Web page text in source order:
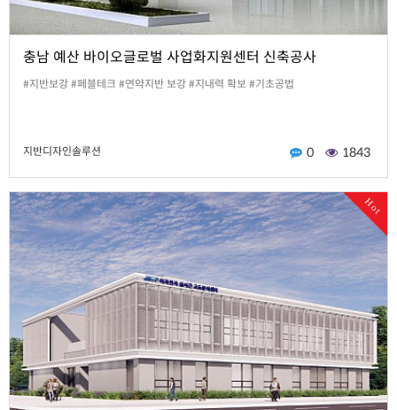
충남 예산 바이오글로벌 사업화지원센터 신축공사
#지반보강 #페블테크 #연약지반 보강 #지내력 확보 #기초공법
지반디자인솔루션 0 1843
Hot